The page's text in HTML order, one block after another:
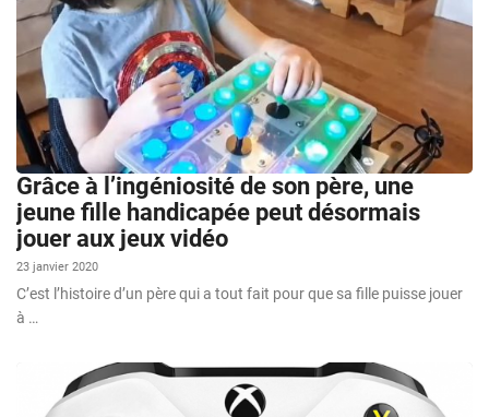
Grâce à l’ingéniosité de son père, une
jeune fille handicapée peut désormais
jouer aux jeux vidéo
23 janvier 2020
C’est l’histoire d’un père qui a tout fait pour que sa fille puisse jouer
à …